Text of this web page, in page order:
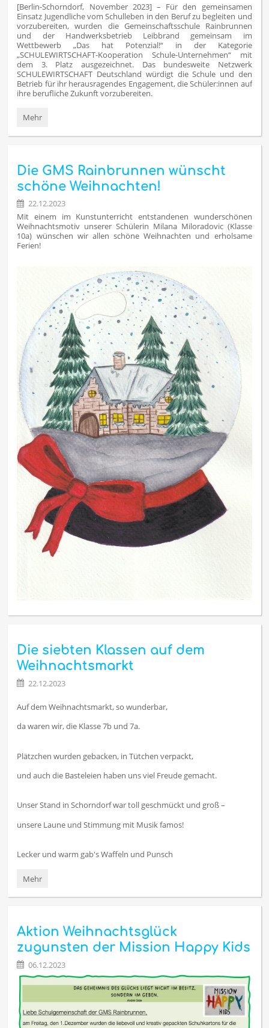
[Berlin-Schorndorf, November 2023] – Für den gemeinsamen
Einsatz Jugendliche vom Schulleben in den Beruf zu begleiten und
vorzubereiten, wurden die Gemeinschaftsschule Rainbrunnen
und der Handwerksbetrieb Leibbrand gemeinsam im
Wettbewerb „Das hat Potenzial!“ in der Kategorie
„SCHULEWIRTSCHAFT-Kooperation Schule-Unternehmen“ mit
dem 3. Platz ausgezeichnet. Das bundesweite Netzwerk
SCHULEWIRTSCHAFT Deutschland würdigt die Schule und den
Betrieb für ihr herausragendes Engagement, die Schüler:innen auf
ihre berufliche Zukunft vorzubereiten.
Die
Rainbrunnen
U.
Leibbrand
GmbH
mit
dem
SCHULEWIRTSCHAFTSPREIS
2023
ausgezeichnet!:
Mehr
Die GMS Rainbrunnen wünscht
schöne Weihnachten!
22.12.2023
Mit einem im Kunstunterricht entstandenen wunderschönen
Weihnachtsmotiv unserer Schülerin Milana Miloradovic (Klasse
10a) wünschen wir allen schöne Weihnachten und erholsame
Ferien!
Die siebten Klassen auf dem
Weihnachtsmarkt
22.12.2023
Auf dem Weihnachtsmarkt, so wunderbar,
da waren wir, die Klasse 7b und 7a.
Plätzchen wurden gebacken, in Tütchen verpackt,
und auch die Basteleien haben uns viel Freude gemacht.
Unser Stand in Schorndorf war toll geschmückt und groß –
unsere Laune und Stimmung mit Musik famos!
Lecker und warm gab's Waffeln und Punsch
Die
Klassen
Weihnachtsmarkt:
Mehr
Aktion Weihnachtsglück
zugunsten der Mission Happy Kids
06.12.2023